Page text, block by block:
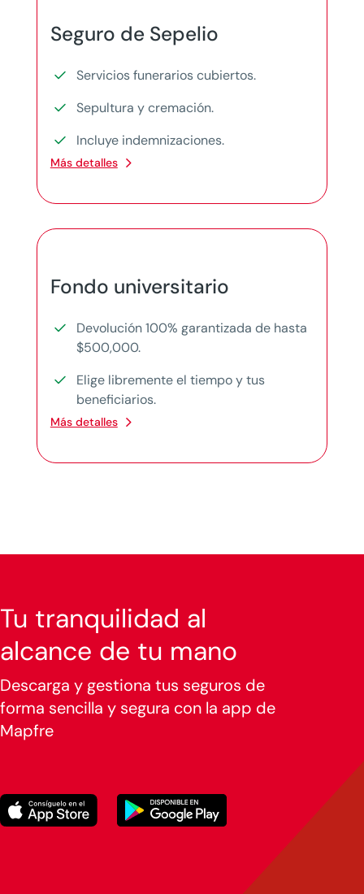
Seguro de Sepelio
Servicios funerarios cubiertos.
Sepultura y cremación.
Incluye indemnizaciones.
Más detalles
Fondo universitario
Devolución 100% garantizada de hasta
$500,000.
Elige libremente el tiempo y tus
beneficiarios.
Más detalles
Tu tranquilidad al
alcance de tu mano
Descarga y gestiona tus seguros de
forma sencilla y segura con la app de
Mapfre